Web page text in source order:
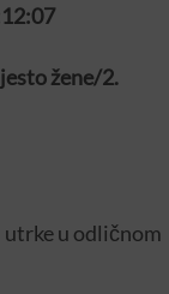
žene/2.
utrke u odličnom